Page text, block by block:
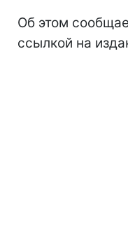
Об этом
ссылкой на